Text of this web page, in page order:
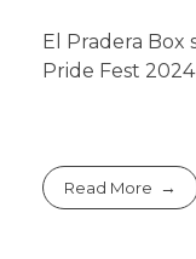
El Pradera Box
Pride Fest 2024
Read More